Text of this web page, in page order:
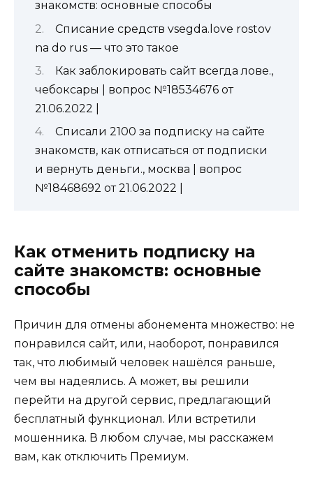
знакомств: основные способы
Списание средств vsegda.love rostov
na do rus — что это такое
Как заблокировать сайт всегда лове.,
чебоксары | вопрос №18534676 от
21.06.2022 |
Списали 2100 за подписку на сайте
знакомств, как отписаться от подписки
и вернуть деньги., москва | вопрос
№18468692 от 21.06.2022 |
Как отменить подписку на
сайте знакомств: основные
способы
Причин для отмены абонемента множество: не
понравился сайт, или, наоборот, понравился
так, что любимый человек нашёлся раньше,
чем вы надеялись. А может, вы решили
перейти на другой сервис, предлагающий
бесплатный функционал. Или встретили
мошенника. В любом случае, мы расскажем
вам, как отключить Премиум.